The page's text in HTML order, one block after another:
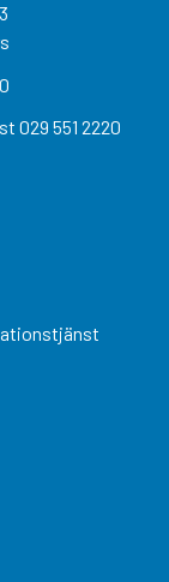
029 551 2220